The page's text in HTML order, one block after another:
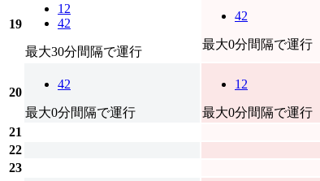
19
12
42
最大30分間隔で運行
42
最大0分間隔で運行
20
42
最大0分間隔で運行
12
最大0分間隔で運行
21
22
23